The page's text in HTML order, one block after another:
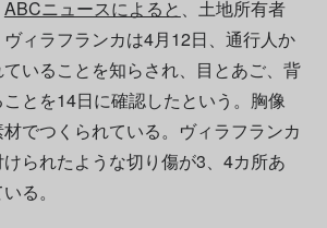
ABCニュースによると 、土地所有者
ィラフランカは4月12日、通行人か
いることを知らされ、目とあご、背
とを14日に確認したという。胸像
でつくられている。ヴィラフランカ
られたような切り傷が3、4カ所あ
る。